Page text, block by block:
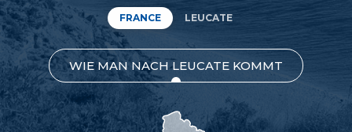
FRANCE LEUCATE
WIE MAN NACH LEUCATE KOMMT